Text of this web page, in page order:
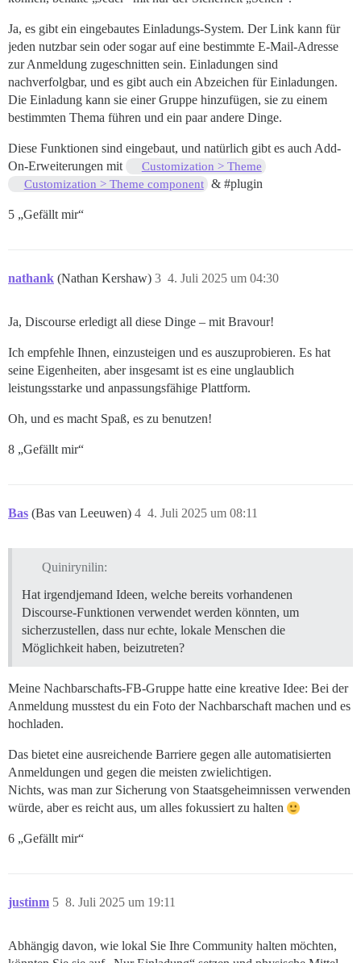
Ja, es gibt ein eingebautes Einladungs-System. Der Link kann für
jeden nutzbar sein oder sogar auf eine bestimmte E-Mail-Adresse
zur Anmeldung zugeschnitten sein. Einladungen sind
nachverfolgbar, und es gibt auch ein Abzeichen für Einladungen.
Die Einladung kann sie einer Gruppe hinzufügen, sie zu einem
bestimmten Thema führen und ein paar andere Dinge.
Diese Funktionen sind eingebaut, und natürlich gibt es auch Add-
On-Erweiterungen mit
Customization > Theme
Customization > Theme component & #plugin
5 „Gefällt mir“
nathank (Nathan Kershaw) 4. Juli 2025 um 04:30
3
Ja, Discourse erledigt all diese Dinge – mit Bravour!
Ich empfehle Ihnen, einzusteigen und es auszuprobieren. Es hat
seine Eigenheiten, aber insgesamt ist es eine unglaublich
leistungsstarke und anpassungsfähige Plattform.
Oh, und es macht Spaß, es zu benutzen!
8 „Gefällt mir“
Bas (Bas van Leeuwen) 4. Juli 2025 um 08:11
4
Quinirynilin:
Hat irgendjemand Ideen, welche bereits vorhandenen
Discourse-Funktionen verwendet werden könnten, um
sicherzustellen, dass nur echte, lokale Menschen die
Möglichkeit haben, beizutreten?
Meine Nachbarschafts-FB-Gruppe hatte eine kreative Idee: Bei der
Anmeldung musstest du ein Foto der Nachbarschaft machen und es
hochladen.
Das bietet eine ausreichende Barriere gegen alle automatisierten
Anmeldungen und gegen die meisten zwielichtigen.
Nichts, was man zur Sicherung von Staatsgeheimnissen verwenden
würde, aber es reicht aus, um alles fokussiert zu halten
6 „Gefällt mir“
justinm 8. Juli 2025 um 19:11
5
Abhängig davon, wie lokal Sie Ihre Community halten möchten,